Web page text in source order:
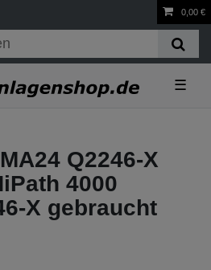
0,00 €
☰
Q2246-X
4000
X gebraucht